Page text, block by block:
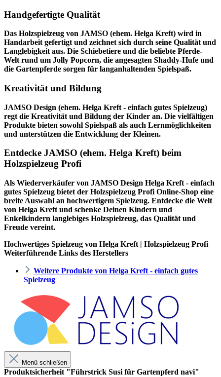
Handgefertigte Qualität
Das Holzspielzeug von JAMSO (ehem. Helga Kreft) wird in
Handarbeit gefertigt und zeichnet sich durch seine Qualität und
Langlebigkeit aus. Die Schiebetiere und die beliebte Pferde-
Welt rund um Jolly Popcorn, die angesagten Shaddy-Hufe und
die Gartenpferde sorgen für langanhaltenden Spielspaß.
Kreativität und Bildung
JAMSO Design (ehem. Helga Kreft - einfach gutes Spielzeug)
regt die Kreativität und Bildung der Kinder an. Die vielfältigen
Produkte bieten sowohl Spielspaß als auch Lernmöglichkeiten
und unterstützen die Entwicklung der Kleinen.
Entdecke JAMSO (ehem. Helga Kreft) beim
Holzspielzeug Profi
Als Wiederverkäufer von JAMSO Design Helga Kreft - einfach
gutes Spielzeug bietet der Holzspielzeug Profi Online-Shop eine
breite Auswahl an hochwertigem Spielzeug. Entdecke die Welt
von Helga Kreft und schenke Deinen Kindern und
Enkelkindern langlebiges Holzspielzeug, das Qualität und
Freude vereint.
Hochwertiges Spielzeug von Helga Kreft | Holzspielzeug Profi
Weiterführende Links des Herstellers
Weitere Produkte von Helga Kreft - einfach gutes
Spielzeug
Menü schließen
Produktsicherheit "Führstrick Susi für Gartenpferd navi"